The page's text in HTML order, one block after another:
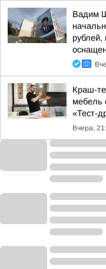
Вадим
рублей,
Краш-
мебель
«Тест-
Вчера,